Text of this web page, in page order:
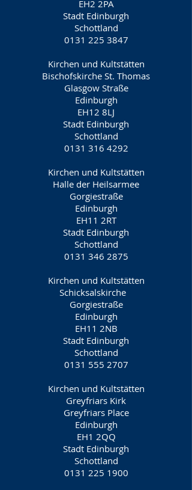
EH2 2PA
Stadt Edinburgh
Schottland
0131 225 3847
Kirchen und Kultstätten
Bischofskirche St. Thomas
Glasgow Straße
Edinburgh
EH12 8LJ
Stadt Edinburgh
Schottland
0131 316 4292
Kirchen und Kultstätten
Halle der Heilsarmee
Gorgiestraße
Edinburgh
EH11 2RT
Stadt Edinburgh
Schottland
0131 346 2875
Kirchen und Kultstätten
Schicksalskirche
Gorgiestraße
Edinburgh
EH11 2NB
Stadt Edinburgh
Schottland
0131 555 2707
Kirchen und Kultstätten
Greyfriars Kirk
Greyfriars Place
Edinburgh
EH1 2QQ
Stadt Edinburgh
Schottland
0131 225 1900